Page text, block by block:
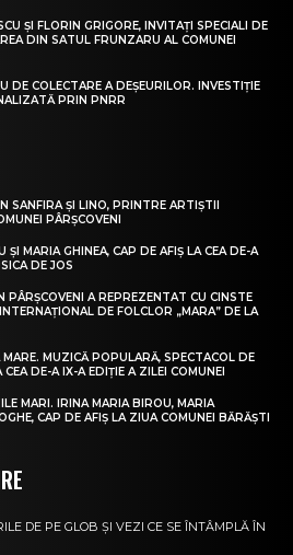
ȘI FLORIN GRIGORE, INVITAȚI SPECIALI DE
DIN SATUL FRUNZARU AL COMUNEI
DE COLECTARE A DEȘEURILOR. INVESTIȚIE
PRIN PNRR
SANFIRA ȘI LINO, PRINTRE ARTIȘTII
PÂRȘCOVENI
MARIA GHINEA, CAP DE AFIȘ LA CEA DE-A
DE JOS
PÂRȘCOVENI A REPREZENTAT CU CINSTE
DE FOLCLOR „MARA” DE LA
MUZICĂ POPULARĂ, SPECTACOL DE
DE-A IX-A EDIȚIE A ZILEI COMUNEI
MARI. IRINA MARIA BIROU, MARIA
CAP DE AFIȘ LA ZIUA COMUNEI BĂRĂȘTI
DE PE GLOB ȘI VEZI CE SE ÎNTÂMPLĂ ÎN